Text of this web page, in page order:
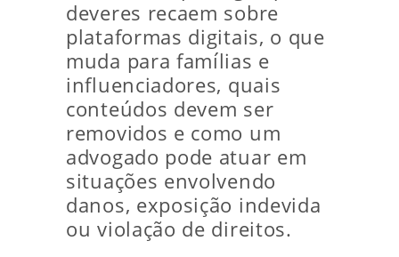
deveres recaem sobre
plataformas digitais, o que
muda para famílias e
influenciadores, quais
conteúdos devem ser
removidos e como um
advogado pode atuar em
situações envolvendo
danos, exposição indevida
ou violação de direitos.